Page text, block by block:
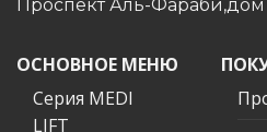
Проспект Аль-Фараби,дом
ОСНОВНОЕ МЕНЮ
Серия MEDI
LIFT